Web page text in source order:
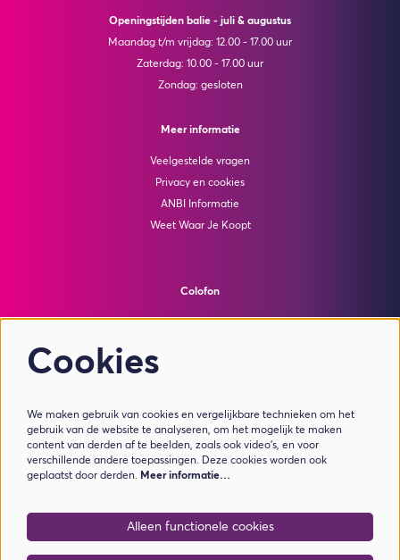
Openingstijden balie - juli & augustus
Maandag t/m vrijdag: 12.00 - 17.00 uur
Zaterdag: 10.00 - 17.00 uur
Zondag: gesloten
Meer informatie
Veelgestelde vragen
Privacy en cookies
ANBI Informatie
Weet Waar Je Koopt
Colofon
© Theater de Bussel
Meld je aan voor de nieuwsbrief
Cookies
We maken gebruik van cookies en vergelijkbare technieken om het
gebruik van de website te analyseren, om het mogelijk te maken
content van derden af te beelden, zoals ook video’s, en voor
verschillende andere toepassingen. Deze cookies worden ook
geplaatst door derden. Meer informatie…
Alleen functionele cookies